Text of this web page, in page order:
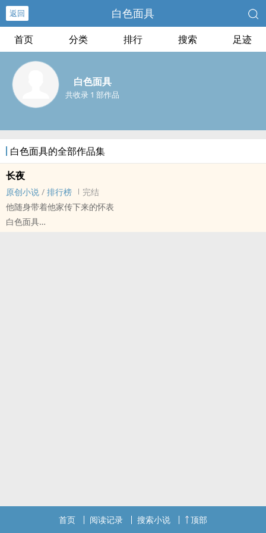
返回 白色面具
首页 分类 排行 搜索 足迹
白色面具
共收录 1 部作品
白色面具的全部作品集
长夜
原创小说 / 排行榜
完结
他随身带着他家传下来的怀表
白色面具
首页 阅读记录 搜索小说 顶部